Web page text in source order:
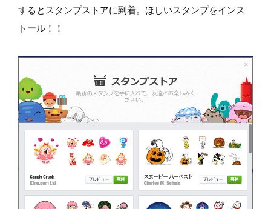
するとスタンプストアに到着。ほしいスタンプをインス
トール！！